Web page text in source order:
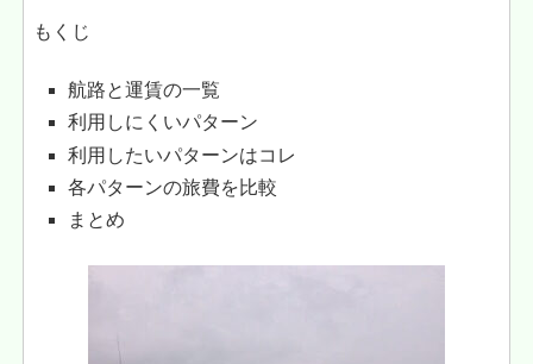
もくじ
航路と運賃の一覧
利用しにくいパターン
利用したいパターンはコレ
各パターンの旅費を比較
まとめ